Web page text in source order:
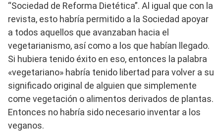
“Sociedad de Reforma Dietética”. Al igual que con la
revista, esto habría permitido a la Sociedad apoyar
a todos aquellos que avanzaban hacia el
vegetarianismo, así como a los que habían llegado.
Si hubiera tenido éxito en eso, entonces la palabra
«vegetariano» habría tenido libertad para volver a su
significado original de alguien que simplemente
come vegetación o alimentos derivados de plantas.
Entonces no habría sido necesario inventar a los
veganos.